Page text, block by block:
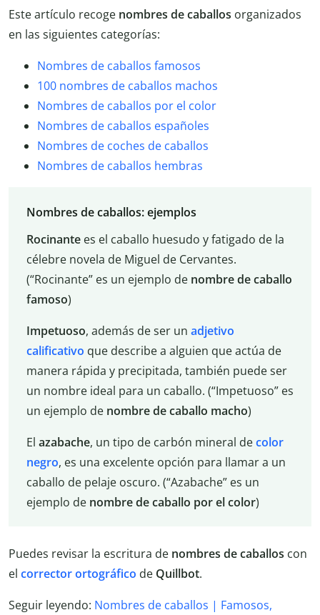
Este artículo recoge nombres de caballos organizados
en las siguientes categorías:
Nombres de caballos famosos
100 nombres de caballos machos
Nombres de caballos por el color
Nombres de caballos españoles
Nombres de coches de caballos
Nombres de caballos hembras
Nombres de caballos: ejemplos
Rocinantees el caballo huesudo y fatigado de la
célebre novela de Miguel de Cervantes.
(“Rocinante” es un ejemplo de nombre de caballo
famoso)
Impetuoso, además de ser un adjetivo
calificativo que describe a alguien que actúa de
manera rápida y precipitada, también puede ser
un nombre ideal para un caballo. (“Impetuoso” es
un ejemplo de nombre de caballo macho)
El azabache, un tipo de carbón mineral decolor
negro, es una excelente opción para llamar a un
caballo de pelaje oscuro. (“Azabache” es un
ejemplo de nombre de caballo por el color)
Puedes revisar la escritura de nombres de caballos con
el corrector ortográfico de Quillbot.
Seguir leyendo: Nombres de caballos | Famosos,